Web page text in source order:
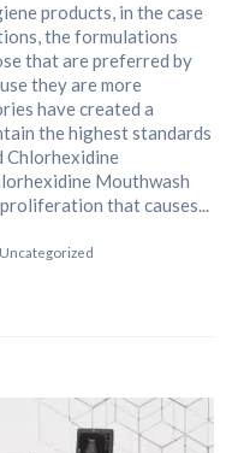
products, in the case
the formulations
that are preferred by
they are more
have created a
the highest standards
Chlorhexidine
Mouthwash
that causes...
Uncategorized